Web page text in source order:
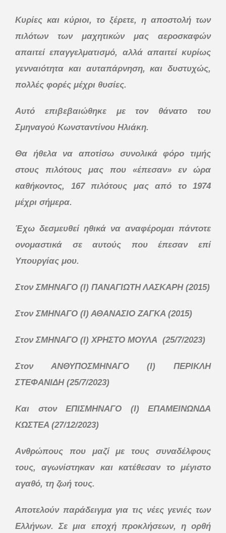
Κυρίες και κύριοι, το ξέρετε, η αποστολή των
πιλότων των μαχητικών μας αεροσκαφών
απαιτεί επαγγελματισμό, αλλά απαιτεί κυρίως
γενναιότητα και αυταπάρνηση, και δυστυχώς,
πολλές φορές μέχρι θυσίες.
Αυτό επιβεβαιώθηκε με τον θάνατο του
Σμηναγού Κωνσταντίνου Ηλιάκη.
Θα ήθελα να αποτίσω συνολικά φόρο τιμής
στους πιλότους μας που «έπεσαν» εν ώρα
καθήκοντος, 167 πιλότους μας από το 1974
μέχρι σήμερα.
Έχω δεσμευθεί ηθικά να αναφέρομαι πάντοτε
ονομαστικά σε αυτούς που έπεσαν επί
Υπουργίας μου.
Στον ΣΜΗΝΑΓΟ (Ι) ΠΑΝΑΓΙΩΤΗ ΛΑΣΚΑΡΗ (2015)
Στον ΣΜΗΝΑΓΟ (Ι) ΑΘΑΝΑΣΙΟ ΖΑΓΚΑ (2015)
Στον ΣΜΗΝΑΓΟ (Ι) ΧΡΗΣΤΟ ΜΟΥΛΑ (25/7/2023)
Στον ΑΝΘΥΠΟΣΜΗΝΑΓΟ (Ι) ΠΕΡΙΚΛΗ
ΣΤΕΦΑΝΙΔΗ (25/7/2023)
Και στον ΕΠΙΣΜΗΝΑΓΟ (Ι) ΕΠΑΜΕΙΝΩΝΔΑ
ΚΩΣΤΕΑ (27/12/2023)
Ανθρώπους που μαζί με τους συναδέλφους
τους, αγωνίστηκαν και κατέθεσαν το μέγιστο
αγαθό, τη ζωή τους.
Αποτελούν παράδειγμα για τις νέες γενιές των
Ελλήνων. Σε μια εποχή προκλήσεων, η ορθή